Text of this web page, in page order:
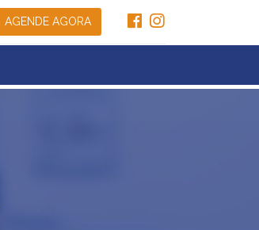
AGENDE AGORA